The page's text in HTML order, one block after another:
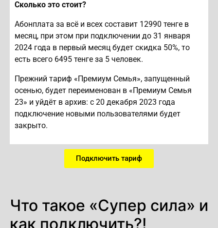
Сколько это стоит?
Абонплата за всё и всех составит 12990 тенге в
месяц, при этом при подключении до 31 января
2024 года в первый месяц будет скидка 50%, то
есть всего 6495 тенге за 5 человек.
Прежний тариф «Премиум Семья», запущенный
осенью, будет переименован в «Премиум Семья
23» и уйдёт в архив: с 20 декабря 2023 года
подключение новыми пользователями будет
закрыто.
Подключить тариф
Что такое «Супер сила» и
как подключить?!